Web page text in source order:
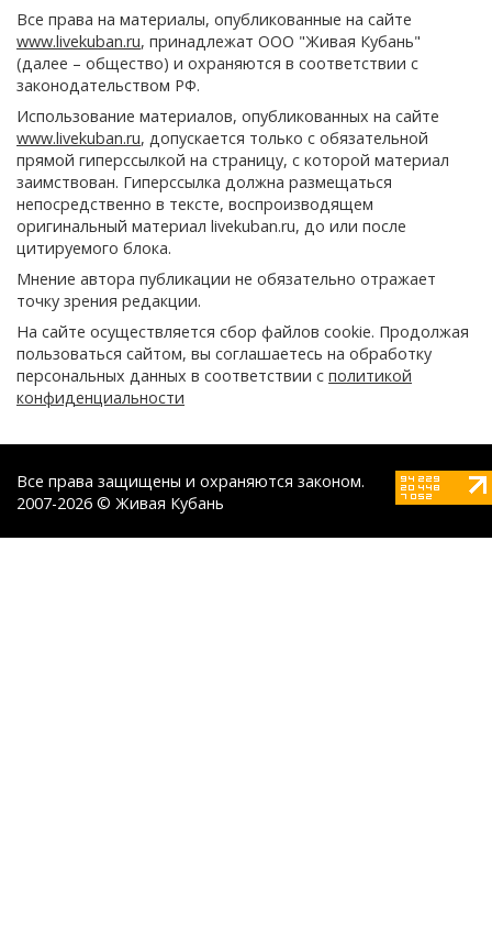
Все права на материалы, опубликованные на сайте
www.livekuban.ru, принадлежат ООО "Живая Кубань"
(далее – общество) и охраняются в соответствии с
законодательством РФ.
Использование материалов, опубликованных на сайте
www.livekuban.ru, допускается только с обязательной
прямой гиперссылкой на страницу, с которой материал
заимствован. Гиперссылка должна размещаться
непосредственно в тексте, воспроизводящем
оригинальный материал livekuban.ru, до или после
цитируемого блока.
Мнение автора публикации не обязательно отражает
точку зрения редакции.
На сайте осуществляется сбор файлов cookie. Продолжая
пользоваться сайтом, вы соглашаетесь на обработку
персональных данных в соответствии с политикой
конфиденциальности
Все права защищены и охраняются законом.
2007-2026 © Живая Кубань